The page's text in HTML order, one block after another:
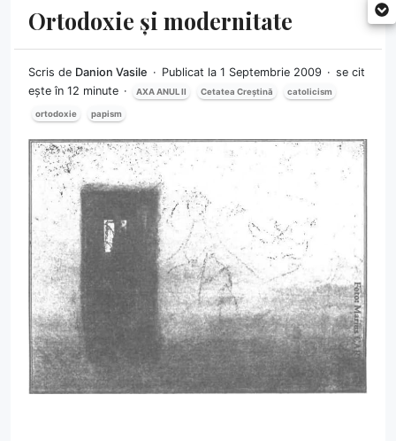
Ortodoxie și modernitate
Scris de Danion Vasile Publicat la 1 Septembrie 2009
se cit
ește în 12 minute
AXA ANUL II Cetatea Creștină catolicism
ortodoxie papism